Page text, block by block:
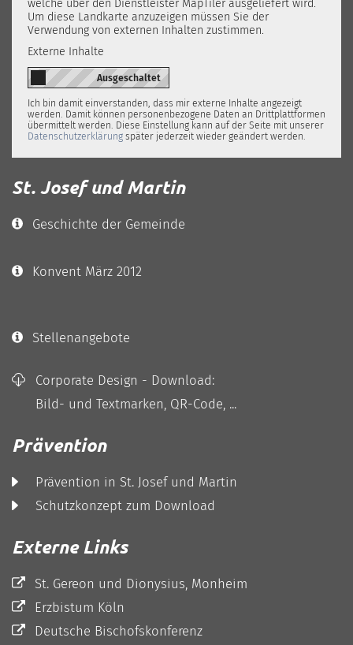
welche über den Dienstleister MapTiler ausgeliefert wird.
Um diese Landkarte anzuzeigen müssen Sie der
Verwendung von externen Inhalten zustimmen.
Externe Inhalte
Ich bin damit einverstanden, dass mir externe Inhalte angezeigt
werden. Damit können personenbezogene Daten an Drittplattformen
übermittelt werden. Diese Einstellung kann auf der Seite mit unserer
Datenschutzerklärung später jederzeit wieder geändert werden.
St. Josef und Martin
Geschichte der Gemeinde
Konvent März 2012
Stellenangebote
Corporate Design - Download:
Bild- und Textmarken, QR-Code, ...
Prävention
Prävention in St. Josef und Martin
Schutzkonzept zum Download
Externe Links
St. Gereon und Dionysius, Monheim
Erzbistum Köln
Deutsche Bischofskonferenz